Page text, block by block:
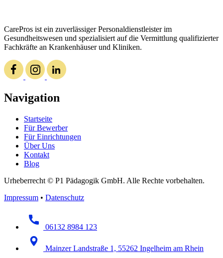
CarePros ist ein zuverlässiger Personaldienstleister im
Gesundheitswesen und spezialisiert auf die Vermittlung qualifizierter
Fachkräfte an Krankenhäuser und Kliniken.
Navigation
Startseite
Für Bewerber
Für Einrichtungen
Über Uns
Kontakt
Blog
Urheberrecht © P1 Pädagogik GmbH. Alle Rechte vorbehalten.
Impressum • Datenschutz
06132 8984 123
Mainzer Landstraße 1, 55262 Ingelheim am Rhein